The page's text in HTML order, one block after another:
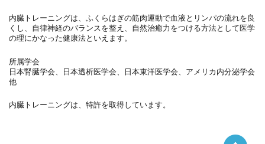
内臓トレーニングは、ふくらはぎの筋肉運動で血液とリンパの流れを良
くし、自律神経のバランスを整え、自然治癒力をつける方法として医学
の理にかなった健康法といえます。
所属学会
日本腎臓学会、日本透析医学会、日本東洋医学会、アメリカ内分泌学会
他
内臓トレーニングは、特許を取得しています。